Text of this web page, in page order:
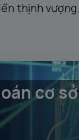
thịnh vượng.
cơ sở